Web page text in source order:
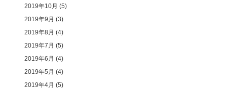
2019年10月 (5)
2019年9月 (3)
2019年8月 (4)
2019年7月 (5)
2019年6月 (4)
2019年5月 (4)
2019年4月 (5)